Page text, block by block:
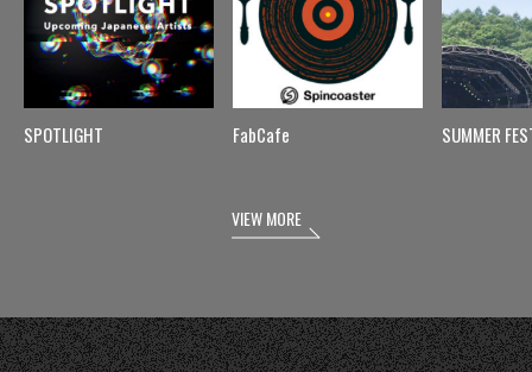
SPOTLIGHT FabCafe SUMMER
VIEW MORE